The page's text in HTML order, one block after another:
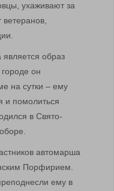
ухаживают за
образ
он
на сутки – ему
и помолиться
в Свято-
автомарша
Порфирием.
ему в